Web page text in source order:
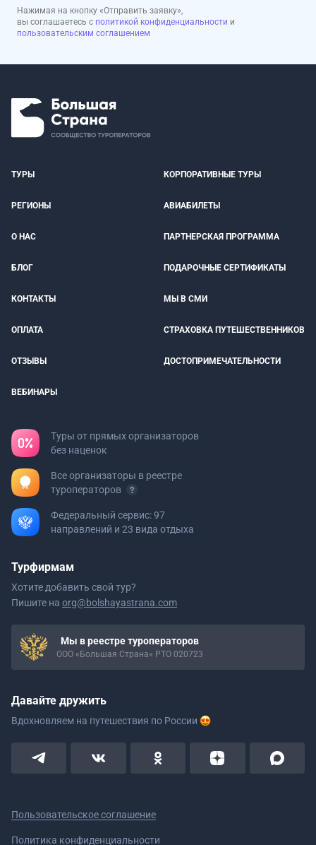
Нажимая на кнопку «Отправить заявку»,
вы соглашаетесь с политикой конфиденциальности и
пользовательским соглашением
ТУРЫ КОРПОРАТИВНЫЕ ТУРЫ
РЕГИОНЫ АВИАБИЛЕТЫ
О НАС ПАРТНЕРСКАЯ ПРОГРАММА
БЛОГ ПОДАРОЧНЫЕ СЕРТИФИКАТЫ
КОНТАКТЫ МЫ В СМИ
ОПЛАТА СТРАХОВКА ПУТЕШЕСТВЕННИКОВ
ОТЗЫВЫ ДОСТОПРИМЕЧАТЕЛЬНОСТИ
ВЕБИНАРЫ
Туры от прямых организаторов
без наценок
Все организаторы в реестре
туроператоров
Федеральный сервис: 97
направлений и 23 вида отдыха
Турфирмам
Хотите добавить свой тур?
Пишите на org@bolshayastrana.com
Мы в реестре туроператоров
ООО «Большая Страна» РТО 020723
Давайте дружить
Вдохновляем на путешествия по России
Пользовательское соглашение
Политика конфиденциальности